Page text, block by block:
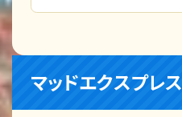
マッドエクスプレス